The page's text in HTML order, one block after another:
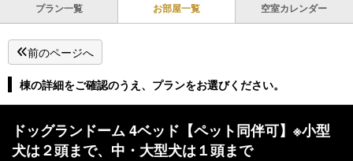
プラン一覧 お部屋一覧 空室カレンダー
前のページへ
棟の詳細をご確認のうえ、プランをお選びください。
ドッグランドーム 4ベッド【ペット同伴可】※小型
犬は２頭まで、中・大型犬は１頭まで